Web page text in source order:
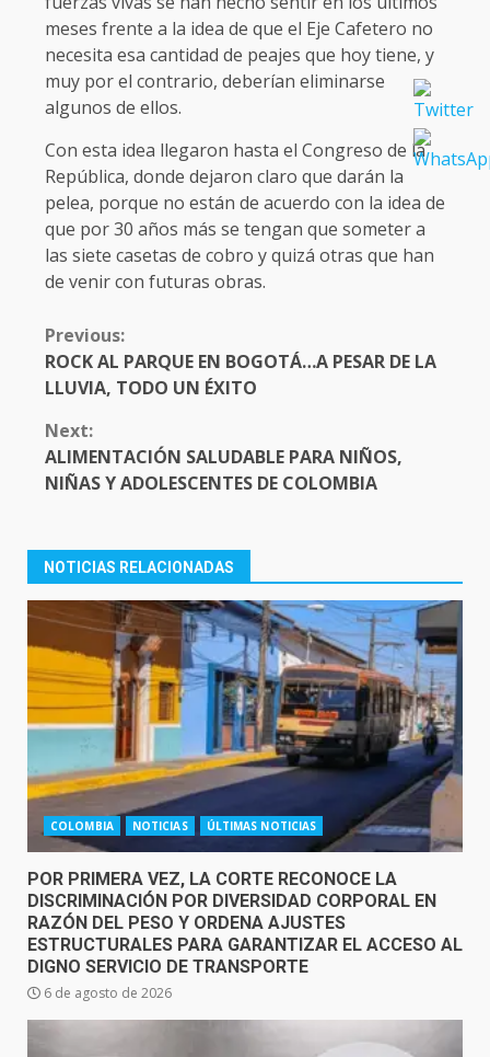
meses frente a la idea de que el Eje Cafetero no
necesita esa cantidad de peajes que hoy tiene, y
muy por el contrario, deberían eliminarse
algunos de ellos.
Con esta idea llegaron hasta el Congreso de la
República, donde dejaron claro que darán la
pelea, porque no están de acuerdo con la idea de
que por 30 años más se tengan que someter a
las siete casetas de cobro y quizá otras que han
de venir con futuras obras.
CONTINUE
READING
Previous:
ROCK AL PARQUE EN BOGOTÁ…A PESAR DE LA
LLUVIA, TODO UN ÉXITO
Next:
ALIMENTACIÓN SALUDABLE PARA NIÑOS,
NIÑAS Y ADOLESCENTES DE COLOMBIA
NOTICIAS RELACIONADAS
COLOMBIA NOTICIAS ÚLTIMAS NOTICIAS
POR PRIMERA VEZ, LA CORTE RECONOCE LA
DISCRIMINACIÓN POR DIVERSIDAD CORPORAL EN
RAZÓN DEL PESO Y ORDENA AJUSTES
ESTRUCTURALES PARA GARANTIZAR EL ACCESO AL
DIGNO SERVICIO DE TRANSPORTE
6 de agosto de 2026